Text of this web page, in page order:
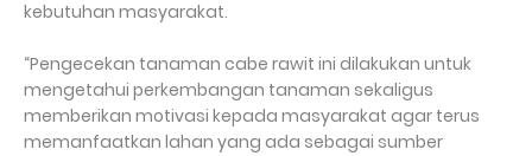
kebutuhan masyarakat.
“Pengecekan tanaman cabe rawit ini dilakukan untuk
mengetahui perkembangan tanaman sekaligus
memberikan motivasi kepada masyarakat agar terus
memanfaatkan lahan yang ada sebagai sumber